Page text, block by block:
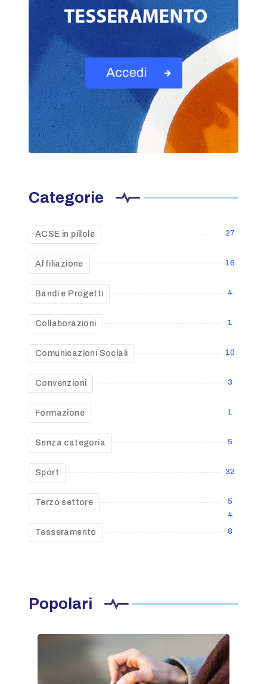
Categorie
ACSE in pillole 27
Affiliazione 16
Bandi e Progetti 4
Collaborazioni 1
Comunicazioni Sociali 10
Convenzioni 3
Formazione 1
Senza categoria 5
Sport 32
Terzo settore
5
4
Tesseramento 8
Popolari